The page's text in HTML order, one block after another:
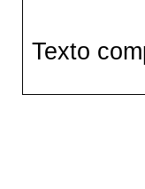
Texto